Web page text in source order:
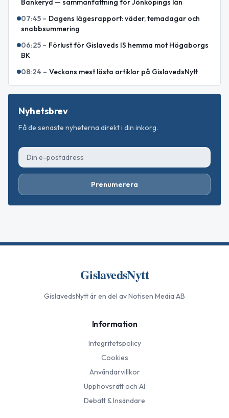
Bankeryd — sammanfattning för Jönköpings län
07:45 – Dagens lägesrapport: väder, temadagar och
snabbsummering
06:25 – Förlust för Gislaveds IS hemma mot Högaborgs
BK
08:24 – Veckans mest lästa artiklar på GislavedsNytt
Nyhetsbrev
Få de senaste nyheterna direkt i din inkorg.
Prenumerera
GislavedsNytt
GislavedsNyttär en del av Notisen Media AB
Information
Integritetspolicy
Cookies
Användarvillkor
Upphovsrätt och AI
Debatt & Insändare